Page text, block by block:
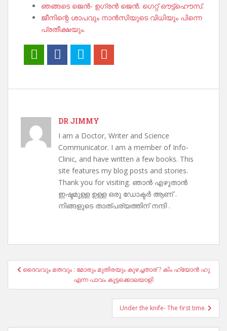
ഞങ്ങടെ ജെൻ- ഉഗ്രൻ ജെൻ. ഗെറ്റ് ഔട്ട്ഹൌസ്.
ജീനിന്റെ ശാപവും നാൻസിയുടെ വിധിയും പിന്നെ
പ്രതീക്ഷയും.
DR JIMMY
I am a Doctor, Writer and Science
Communicator. I am a member of Info-
Clinic, and have written a few books. This
site features my blog posts and stories.
Thank you for visiting. ഞാൻ എഴുതാൻ
ഇഷ്ടമുള്ള ഉള്ള ഒരു ഡോക്ടർ ആണ് .
നിങ്ങളുടെ താത്പര്യത്തിന് നന്ദി .
Post
navigation
ദൈവവും മതവും : മോരും മുതിരയും കുഴച്ചതാര് ? കിം ഹ്യോൻ ഹു
എന്ന പാവം കൂട്ടക്കൊലയാളി
Under the knife- The first time.